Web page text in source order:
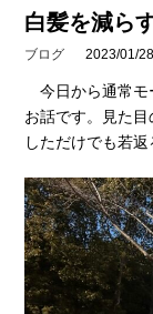
白髪を減ら
ブログ 2023/01/28
今日から通常モ
お話です。見た
しただけでも若